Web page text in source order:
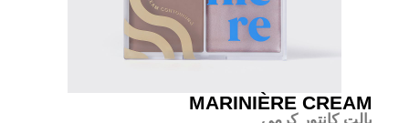
MARINIÈRE CREAM